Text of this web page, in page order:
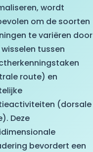
wordt
om de soorten
te variëren door
tussen
route) en
(dorsale
Deze
bevordert een